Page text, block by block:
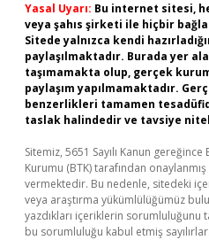
Yasal Uyarı: Bu internet sitesi,
veya şahıs şirketi ile hiçbir
Sitede yalnızca kendi
paylaşılmaktadır. Burada yer
taşımamakta olup, gerçek
paylaşım yapılmamaktadır.
benzerlikleri tamamen
taslak halindedir ve tavsiye
Sitemiz, 5651 Sayılı Kanun
Kurumu (BTK) tarafından
vermektedir. Bu nedenle, sitedeki
veya araştırma yükümlülüğümüz
yazdıkları içeriklerin sorumluluğunu
bu sorumluluğu kabul etmiş sayılırlar.